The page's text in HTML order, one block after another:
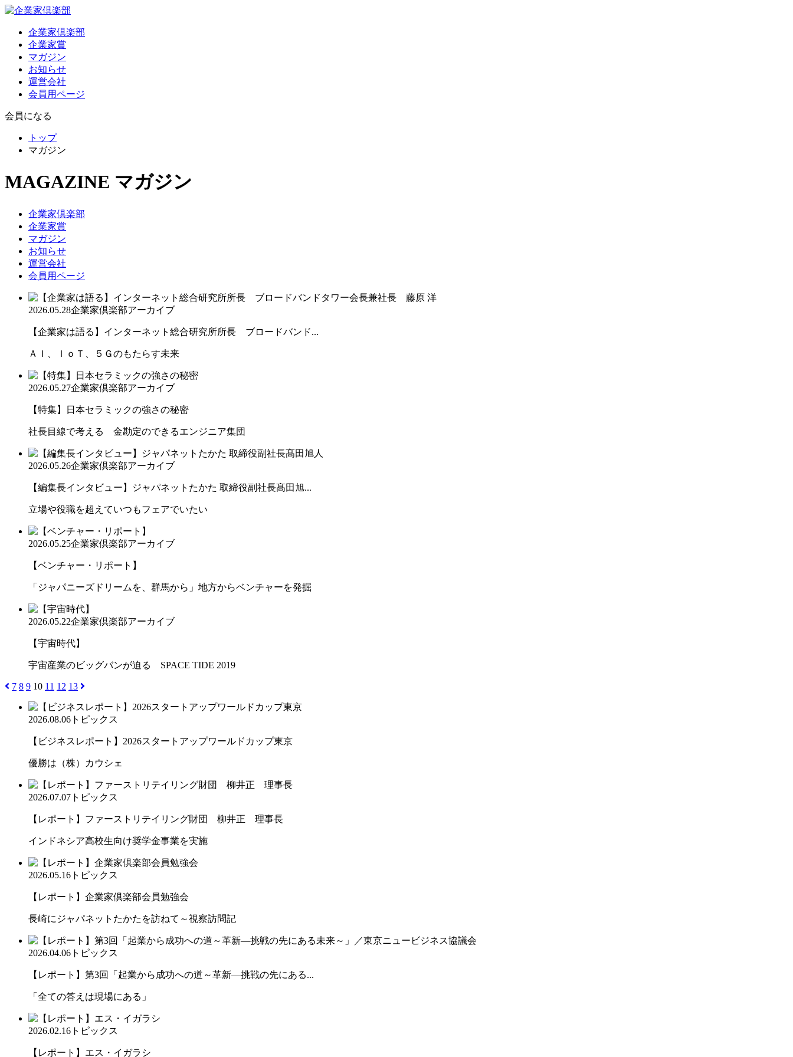
企業家倶楽部
企業家賞
マガジン
お知らせ
運営会社
会員用ページ
会員になる
トップ
マガジン
MAGAZINE マガジン
企業家倶楽部
企業家賞
マガジン
お知らせ
運営会社
会員用ページ
2026.05.28企業家倶楽部アーカイブ
【企業家は語る】インターネット総合研究所所長 ブロードバンド...
ＡＩ、ＩｏＴ、５Ｇのもたらす未来
2026.05.27企業家倶楽部アーカイブ
【特集】日本セラミックの強さの秘密
社長目線で考える 金勘定のできるエンジニア集団
2026.05.26企業家倶楽部アーカイブ
【編集長インタビュー】ジャパネットたかた 取締役副社長髙田旭...
立場や役職を超えていつもフェアでいたい
2026.05.25企業家倶楽部アーカイブ
【ベンチャー・リポート】
「ジャパニーズドリームを、群馬から」地方からベンチャーを発掘
2026.05.22企業家倶楽部アーカイブ
【宇宙時代】
宇宙産業のビッグバンが迫る SPACE TIDE 2019
7 8 9 10 11 12 13
2026.08.06 トピックス
【ビジネスレポート】2026スタートアップワールドカップ東京
優勝は（株）カウシェ
2026.07.07 トピックス
【レポート】ファーストリテイリング財団 柳井正 理事長
インドネシア高校生向け奨学金事業を実施
2026.05.16 トピックス
【レポート】企業家倶楽部会員勉強会
長崎にジャパネットたかたを訪ねて～視察訪問記
2026.04.06 トピックス
【レポート】第3回「起業から成功への道～革新―挑戦の先にある...
「全ての答えは現場にある」
2026.02.16 トピックス
【レポート】エス・イガラシ